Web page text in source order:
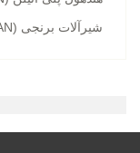
شیرآلات برنجی (KIZZ IRAN)